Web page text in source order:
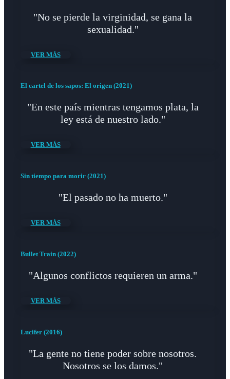
"No se pierde la virginidad, se gana la
sexualidad."
VER MÁS
El cartel de los sapos: El origen (2021)
"En este país mientras tengamos plata, la
ley está de nuestro lado."
VER MÁS
Sin tiempo para morir (2021)
"El pasado no ha muerto."
VER MÁS
Bullet Train (2022)
"Algunos conflictos requieren un arma."
VER MÁS
Lucifer (2016)
"La gente no tiene poder sobre nosotros.
Nosotros se los damos."